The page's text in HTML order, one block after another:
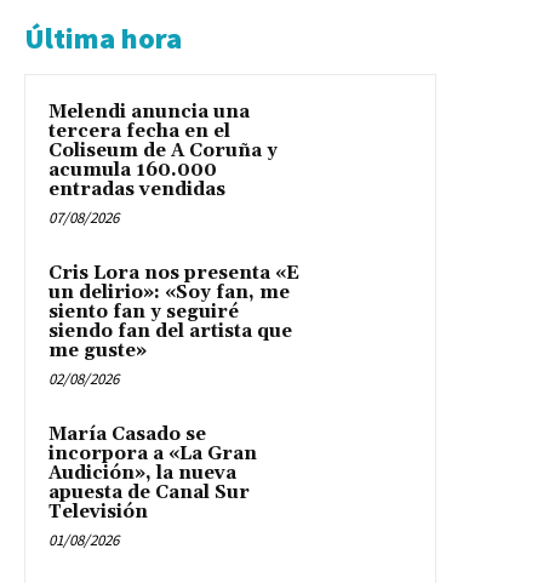
Última hora
Melendi anuncia una
tercera fecha en el
Coliseum de A Coruña y
acumula 160.000
entradas vendidas
07/08/2026
Cris Lora nos presenta «E
un delirio»: «Soy fan, me
siento fan y seguiré
siendo fan del artista que
me guste»
02/08/2026
María Casado se
incorpora a «La Gran
Audición», la nueva
apuesta de Canal Sur
Televisión
01/08/2026